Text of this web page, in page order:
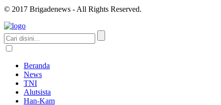
© 2017 Brigadenews - All Rights Reserved.
Beranda
News
TNI
Alutsista
Han-Kam